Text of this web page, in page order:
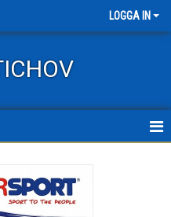
LOGGA IN